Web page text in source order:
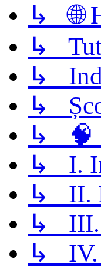
↳ 🌐
↳
↳
↳
↳ 🧠
↳ I.
↳ II.
↳ III.
↳ IV.